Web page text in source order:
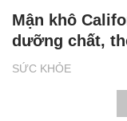
SỨC KHỎE
Mận khô
dưỡng chất,